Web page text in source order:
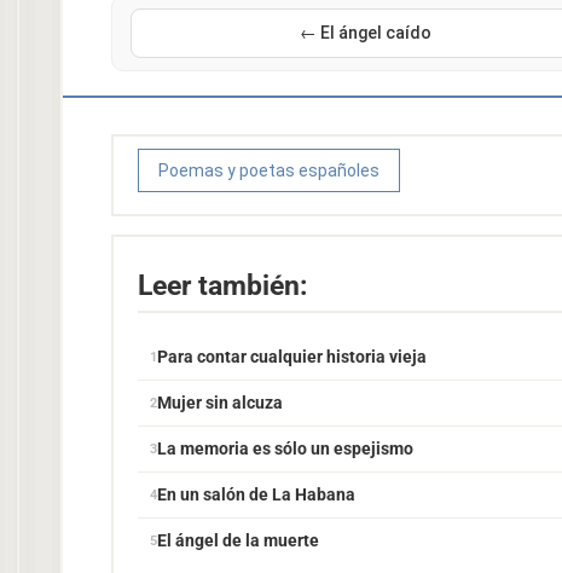
← El ángel caído
Poemas y poetas españoles
Leer también:
Para contar cualquier historia vieja
Mujer sin alcuza
La memoria es sólo un espejismo
En un salón de La Habana
El ángel de la muerte